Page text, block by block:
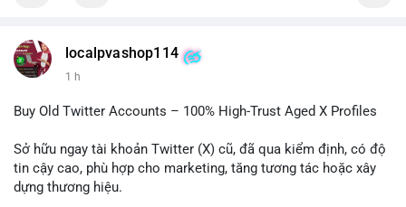
#vlikevn #titanbot
📰 Nguồn: Cointelegraph
localpvashop114
1 h
Buy Old Twitter Accounts – 100% High-Trust Aged X Profiles
Sở hữu ngay tài khoản Twitter (X) cũ, đã qua kiểm định, có độ
tin cậy cao, phù hợp cho marketing, tăng tương tác hoặc xây
dựng thương hiệu.